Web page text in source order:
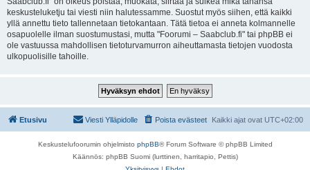
keskusteluketju tai viesti niin halutessamme. Suostut myös siihen, että kaikki
yllä annettu tieto tallennetaan tietokantaan. Tätä tietoa ei anneta kolmannelle
osapuolelle ilman suostumustasi, mutta "Foorumi – Saabclub.fi" tai phpBB ei
ole vastuussa mahdollisen tietoturvamurron aiheuttamasta tietojen vuodosta
ulkopuolisille tahoille.
Etusivu Kaikki ajat ovat UTC+02:00
Poista evästeet
Viesti Ylläpidolle
Keskustelufoorumin ohjelmisto phpBB® Forum Software © phpBB Limited
Käännös: phpBB Suomi (lurttinen, harritapio, Pettis)